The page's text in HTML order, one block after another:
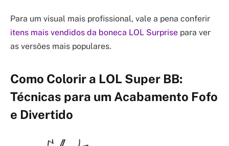
Para um visual mais profissional, vale a pena conferir
itens mais vendidos da boneca LOL Surprise para ver
as versões mais populares.
Como Colorir a LOL Super BB:
Técnicas para um Acabamento Fofo
e Divertido